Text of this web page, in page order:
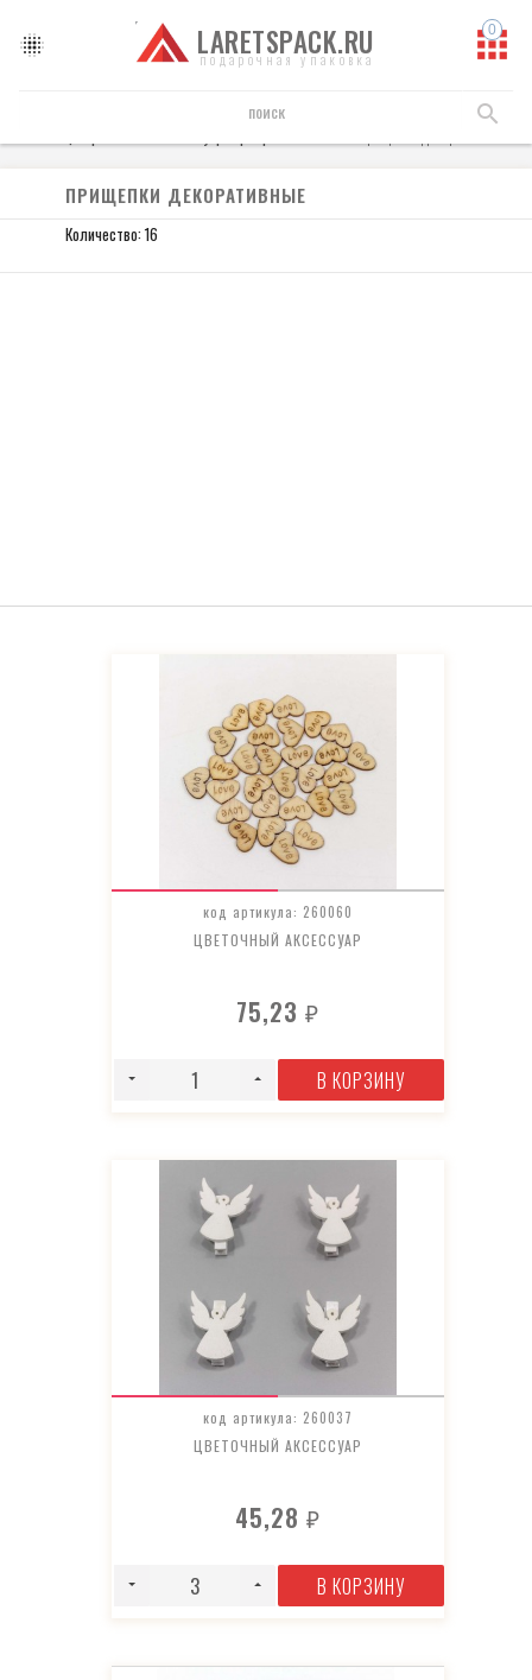
LARETSPACK.RU
подарочная упаковка
ПРИЩЕПКИ ДЕКОРАТИВНЫЕ
Количество: 16
код артикула: 260060
ЦВЕТОЧНЫЙ АКСЕССУАР
75,23₽
В КОРЗИНУ
код артикула: 260037
ЦВЕТОЧНЫЙ АКСЕССУАР
45,28₽
В КОРЗИНУ